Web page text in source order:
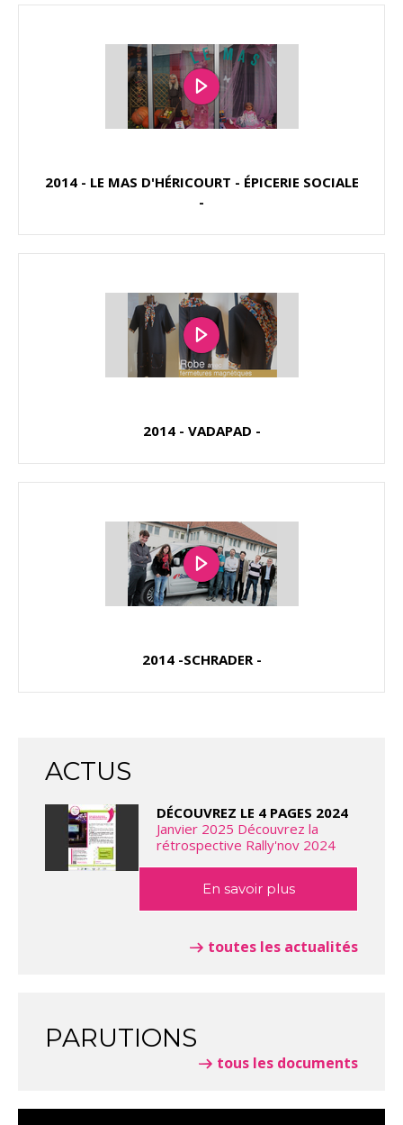
2014 - LE MAS D'HÉRICOURT - ÉPICERIE SOCIALE
-
2014 - VADAPAD -
2014 -SCHRADER -
ACTUS
DÉCOUVREZ LE 4 PAGES 2024
Janvier 2025 Découvrez la
rétrospective Rally'nov 2024
En savoir plus
toutes les actualités
PARUTIONS
tous les documents